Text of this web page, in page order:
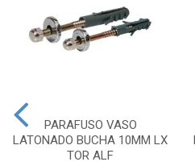
PARAFUSO VASO
LATONADO BUCHA 10MM LX
TOR ALF